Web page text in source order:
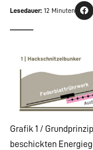
Lesedauer: 12 Minuten
Grafik 1 /
beschickten